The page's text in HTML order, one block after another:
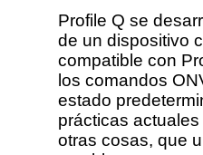
Profile Q se
de un dispositivo
compatible con
los comandos
estado
prácticas
otras cosas, que